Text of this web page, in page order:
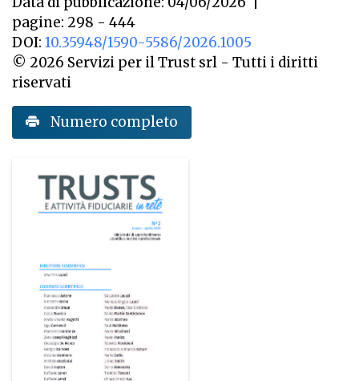
pagine: 298 - 444
DOI: 10.35948/1590-5586/2026.1005
© 2026 Servizi per il Trust srl - Tutti i diritti
riservati
Numero completo